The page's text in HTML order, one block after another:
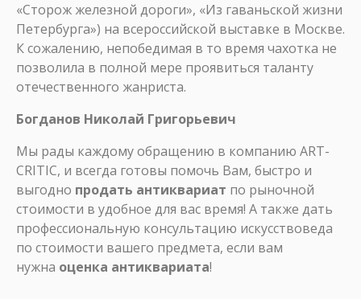
«Сторож железной дороги», «Из гаваньской жизни
Петербурга») на всероссийской выставке в Москве.
К сожалению, непобедимая в то время чахотка не
позволила в полной мере проявиться таланту
отечественного жанриста.
Богданов Николай Григорьевич
Мы рады каждому обращению в компанию ART-
CRITIC, и всегда готовы помочь Вам, быстро и
выгодно продать антиквариат по рыночной
стоимости в удобное для вас время! А также дать
профессиональную консультацию искусствоведа
по стоимости вашего предмета, если вам
нужна оценка антиквариата!